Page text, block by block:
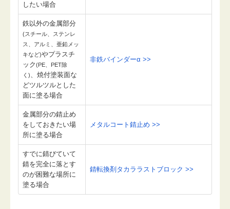
したい場合
鉄以外の金属部分
(スチール、ステンレ
ス、アルミ、亜鉛メッ
キなど)やプラスチ
ック(PE、PET除
く)、焼付塗装面な
どツルツルとした
面に塗る場合
非鉄バインダーα >>
金属部分の錆止め
をしておきたい場
所に塗る場合
メタルコート錆止め >>
すでに錆びていて
錆を完全に落とす
のが困難な場所に
塗る場合
錆転換剤タカララストブロック >>